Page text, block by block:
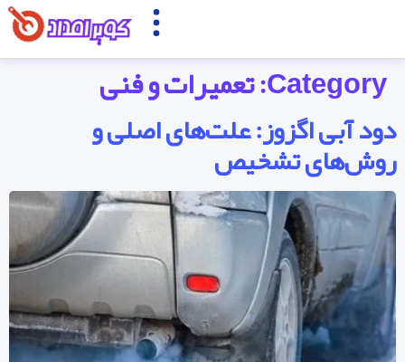
Category: تعمیرات و فنی
آبی اگزوز: علت‌های اصلی و
تشخیص